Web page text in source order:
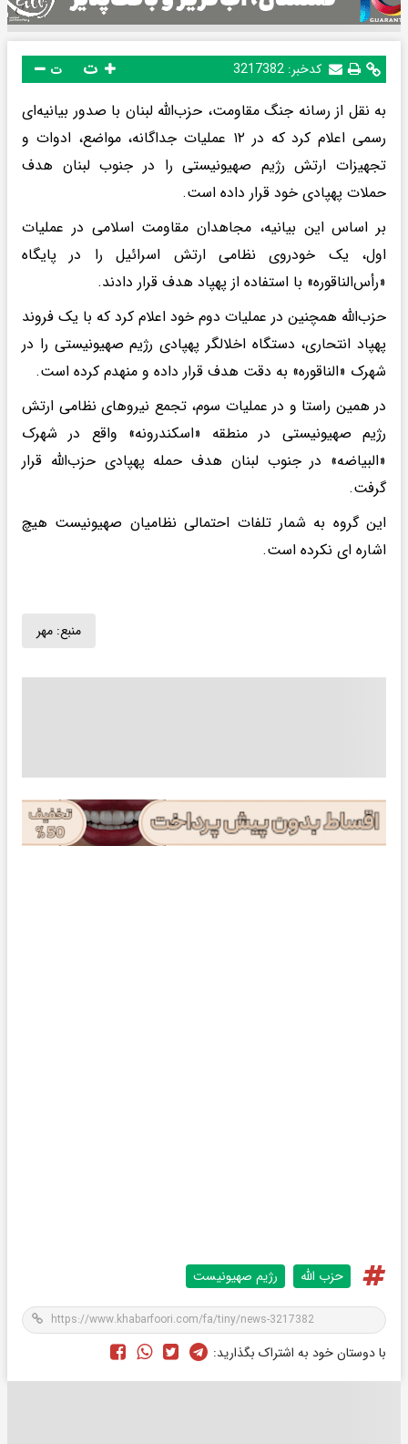
کدخبر: 3217382 ت
به نقل از رسانه جنگ مقاومت، حزب‌الله لبنان با صدور بیانیه‌ای
رسمی اعلام کرد که در ۱۲ عملیات جداگانه، مواضع، ادوات و
تجهیزات ارتش رژیم صهیونیستی را در جنوب لبنان هدف
حملات پهپادی خود قرار داده است.
بر اساس این بیانیه، مجاهدان مقاومت اسلامی در عملیات
اول، یک خودروی نظامی ارتش اسرائیل را در پایگاه
«رأس‌الناقوره» با استفاده از پهپاد هدف قرار دادند.
حزب‌الله همچنین در عملیات دوم خود اعلام کرد که با یک فروند
پهپاد انتحاری، دستگاه اخلالگر پهپادی رژیم صهیونیستی را در
شهرک «الناقوره» به دقت هدف قرار داده و منهدم کرده است.
در همین راستا و در عملیات سوم، تجمع نیروهای نظامی ارتش
رژیم صهیونیستی در منطقه «اسکندرونه» واقع در شهرک
«البیاضه» در جنوب لبنان هدف حمله پهپادی حزب‌الله قرار
گرفت.
این گروه به شمار تلفات احتمالی نظامیان صهیونیست هیچ
اشاره ای نکرده است.
منبع: مهر
حزب الله رژیم صهیونیست
با دوستان خود به اشتراک بگذارید: